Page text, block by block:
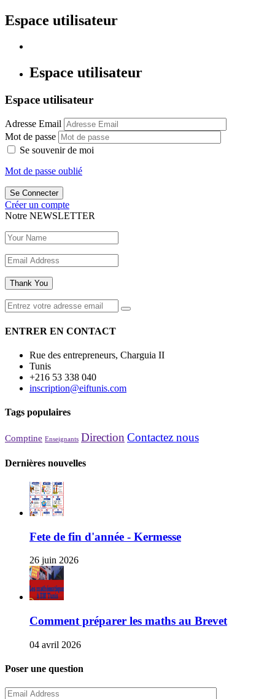
Espace utilisateur
Espace utilisateur
Espace utilisateur
Adresse Email
Mot de passe
Se souvenir de moi
Mot de passe oublié
Se Connecter
Créer un compte
Notre NEWSLETTER
Thank You
ENTRER EN CONTACT
Rue des entrepreneurs, Charguia II
Tunis
+216 53 338 040
inscription@eiftunis.com
Tags populaires
Comptine Enseignants Direction Contactez nous
Dernières nouvelles
Fete de fin d'année - Kermesse
26 juin 2026
Comment préparer les maths au Brevet
04 avril 2026
Poser une question